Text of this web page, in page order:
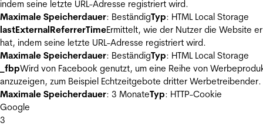
indem seine letzte URL-Adresse registriert wird.
Maximale Speicherdauer: BeständigTyp: HTML Local Storage
lastExternalReferrerTimeErmittelt, wie der Nutzer die Website
hat, indem seine letzte URL-Adresse registriert wird.
Maximale Speicherdauer: BeständigTyp: HTML Local Storage
_fbpWird von Facebook genutzt, um eine Reihe von
anzuzeigen, zum Beispiel Echtzeitgebote dritter Werbetreibender.
Maximale Speicherdauer: 3 MonateTyp: HTTP-Cookie
Google
3